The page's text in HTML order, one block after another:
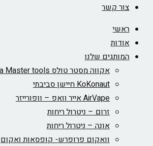
צור קשר
ראשי
אודות
המותגים שלנו
אקווה מסטר טולס Aqua Master tools
KoKonaut חיישן סביבתי
AirVape אייר וואפ – וופורייזר
זרום – ניטרול ריחות
אונה – ניטרול ריחות
וואקום פרופרש- קופסאות ואקום